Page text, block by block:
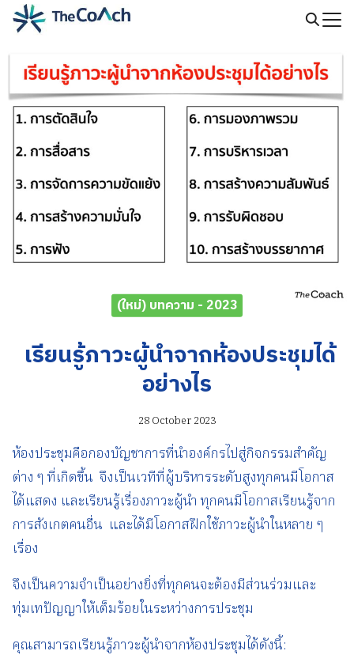
Skip
for:
(ใหม่) บทความ - 2023
เรียนรู้ภาวะผู้นำจากห้องประชุมได้
อย่างไร
28 October 2023
ห้องประชุมคือกองบัญชาการที่นำองค์กรไปสู่กิจกรรมสำคัญ
ต่าง ๆ ที่เกิดขึ้น จึงเป็นเวทีที่ผู้บริหารระดับสูงทุกคนมีโอกาส
ได้แสดง และเรียนรู้เรื่องภาวะผู้นำ ทุกคนมีโอกาสเรียนรู้จาก
การสังเกตคนอื่น และได้มีโอกาสฝึกใช้ภาวะผู้นำในหลาย ๆ
เรื่อง
จึงเป็นความจำเป็นอย่างยิ่งที่ทุกคนจะต้องมีส่วนร่วมและ
ทุ่มเทปัญญาให้เต็มร้อยในระหว่างการประชุม
คุณสามารถเรียนรู้ภาวะผู้นำจากห้องประชุมได้ดังนี้: